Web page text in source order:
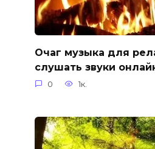
Очаг музыка для
слушать звуки
0 1к.